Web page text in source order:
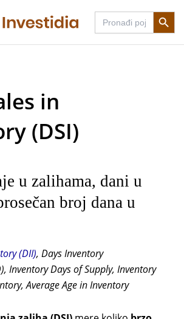
Search
for:
Search
in
(DSI)
u zalihama, dani u
broj dana u
(DII), Days Inventory
Inventory Days of Supply, Inventory
Average Age in Inventory